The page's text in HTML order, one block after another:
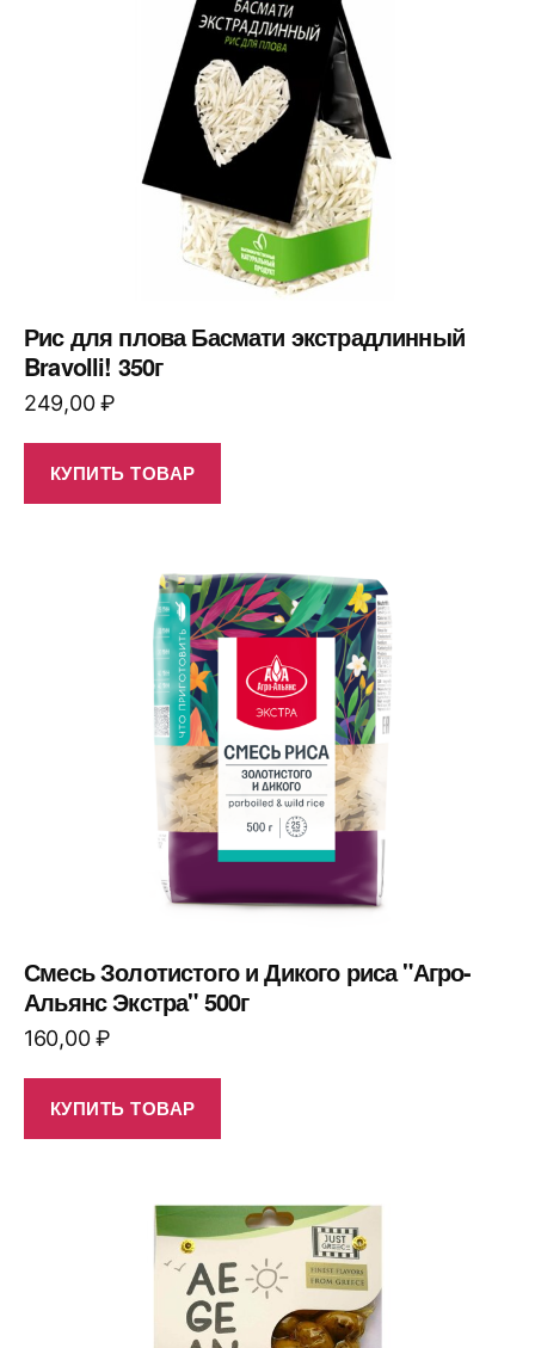
Рис для плова Басмати экстрадлинный
Bravolli! 350г
249,00₽
КУПИТЬ ТОВАР
Смесь Золотистого и Дикого риса "Агро-
Альянс Экстра" 500г
160,00₽
КУПИТЬ ТОВАР